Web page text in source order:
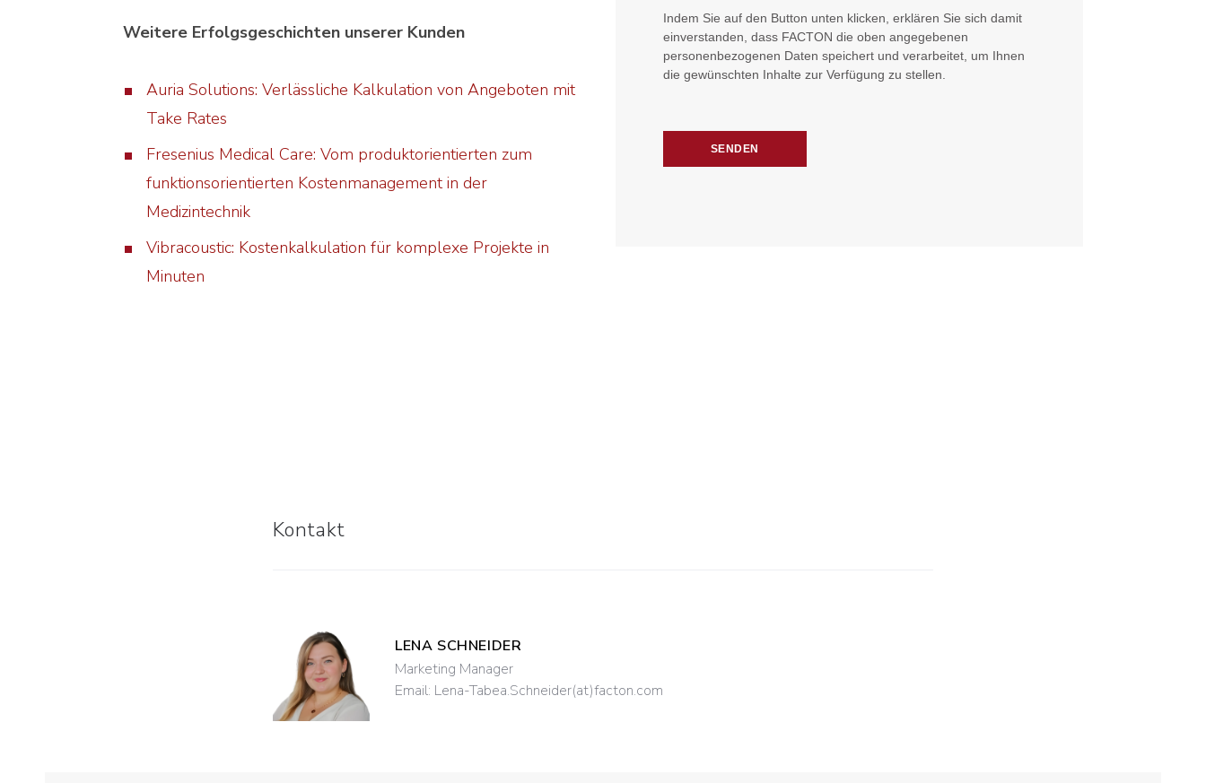
Weitere Erfolgsgeschichten unserer Kunden
Auria Solutions: Verlässliche Kalkulation von Angeboten mit
Take Rates
Fresenius Medical Care: Vom produktorientierten zum
funktionsorientierten Kostenmanagement in der
Medizintechnik
Vibracoustic: Kostenkalkulation für komplexe Projekte in
Minuten
Indem Sie auf den Button unten klicken, erklären Sie sich damit
einverstanden, dass FACTON die oben angegebenen
personenbezogenen Daten speichert und verarbeitet, um Ihnen
die gewünschten Inhalte zur Verfügung zu stellen.
Kontakt
LENA SCHNEIDER
Marketing Manager
Email: Lena-Tabea.Schneider(at)facton.com